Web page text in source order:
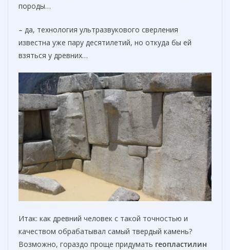
породы…
– да, технология ультразвукового сверления
известна уже пару десятилетий, но откуда бы ей
взяться у древних…
Итак: как древний человек с такой точностью и
качеством обрабатывал самый твердый камень?
Возможно, гораздо проще придумать геопластилин